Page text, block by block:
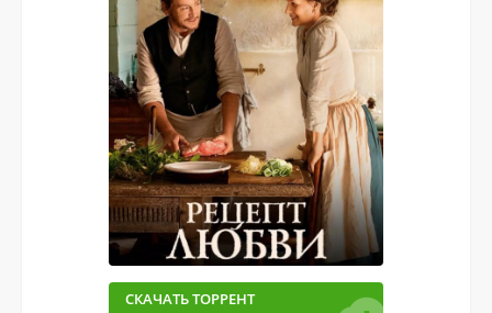
СКАЧАТЬ ТОРРЕНТ